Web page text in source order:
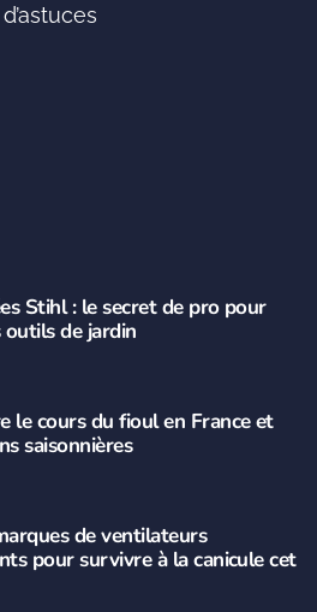
Stihl : le secret de pro pour
de jardin
le cours du fioul en France et
saisonnières
de ventilateurs
pour survivre à la canicule cet